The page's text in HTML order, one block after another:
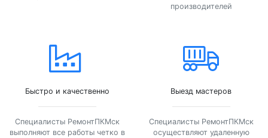
производителей
Быстро и качественно
Специалисты РемонтПКМск
выполняют все работы четко в
Выезд мастеров
Специалисты РемонтПКМск
осуществляют удаленную